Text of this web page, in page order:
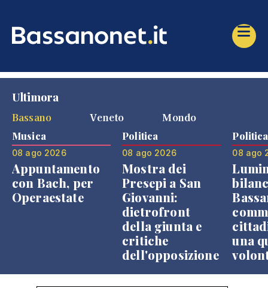
Ultimora
Bassano
Veneto Mondo
Musica
08 ago 2026
Appuntamento
con Bach, per
Operaestate
Politica
08 ago 2026
Mostra dei
Presepi a San
Giovanni:
dietrofront
della giunta e
critiche
dell'opposizione
Politica
08 ago
una